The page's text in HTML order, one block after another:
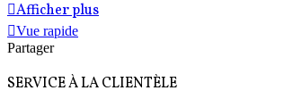
Afficher plus
Vue rapide
Partager
SERVICE À LA CLIENTÈLE